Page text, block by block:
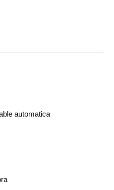
automatica